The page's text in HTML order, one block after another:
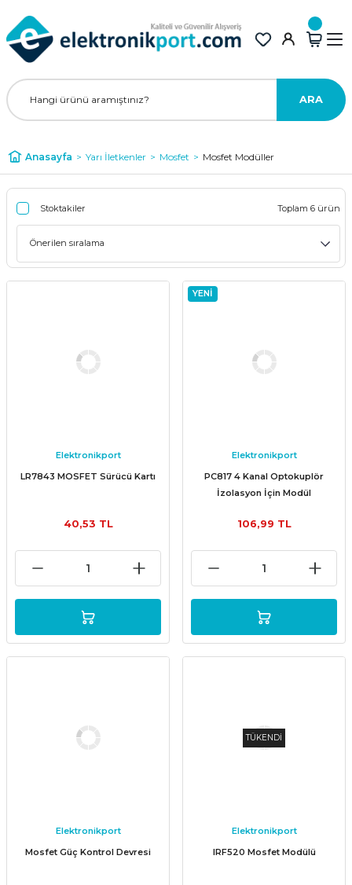
ARA
Anasayfa Yarı İletkenler Mosfet Mosfet Modüller
Stoktakiler Toplam 6 ürün
Elektronikport
LR7843 MOSFET Sürücü Kartı
40,53 TL
YENİ
Elektronikport
PC817 4 Kanal Optokuplör
İzolasyon İçin Modül
106,99 TL
Elektronikport
Mosfet Güç Kontrol Devresi
TÜKENDİ
Elektronikport
IRF520 Mosfet Modülü